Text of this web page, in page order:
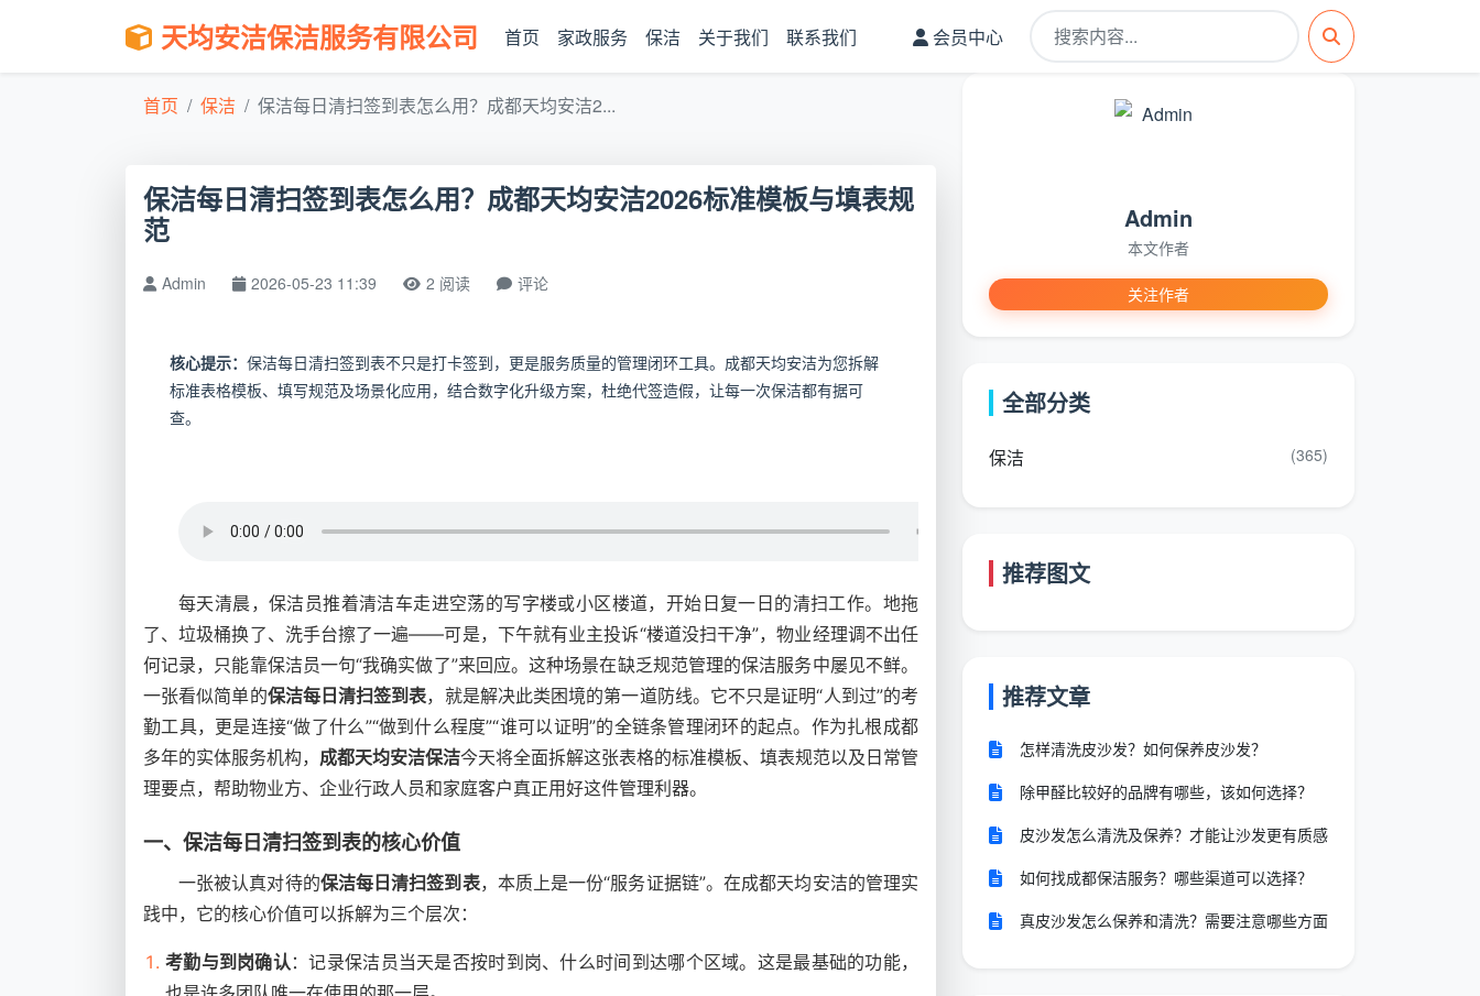
天均安洁保洁服务有限公司 首页 家政服务 保洁 关于我们 联系我们 会员中心
首页 保洁 保洁每日清扫签到表怎么用？成都天均安洁2...
保洁每日清扫签到表怎么用？成都天均安洁2026标准模板与填表规
范
Admin 2026-05-23 11:39 2 阅读 评论
核心提示： 保洁每日清扫签到表不只是打卡签到，更是服务质量的管理闭环工具。成都天均安洁为您拆解
标准表格模板、填写规范及场景化应用，结合数字化升级方案，杜绝代签造假，让每一次保洁都有据可
查。
每天清晨，保洁员推着清洁车走进空荡的写字楼或小区楼道，开始日复一日的清扫工作。地拖
了、垃圾桶换了、洗手台擦了一遍——可是，下午就有业主投诉“楼道没扫干净”，物业经理调不出任
何记录，只能靠保洁员一句“我确实做了”来回应。这种场景在缺乏规范管理的保洁服务中屡见不鲜。
一张看似简单的保洁每日清扫签到表，就是解决此类困境的第一道防线。它不只是证明“人到过”的考
勤工具，更是连接“做了什么”“做到什么程度”“谁可以证明”的全链条管理闭环的起点。作为扎根成都
多年的实体服务机构， 成都天均安洁保洁今天将全面拆解这张表格的标准模板、填表规范以及日常管
理要点，帮助物业方、企业行政人员和家庭客户真正用好这件管理利器。
一、保洁每日清扫签到表的核心价值
一张被认真对待的保洁每日清扫签到表，本质上是一份“服务证据链”。在成都天均安洁的管理实
践中，它的核心价值可以拆解为三个层次：
考勤与到岗确认：记录保洁员当天是否按时到岗、什么时间到达哪个区域。这是最基础的功能，
Admin
本文作者
关注作者
全部分类
保洁 (365)
推荐图文
推荐文章
怎样清洗皮沙发？如何保养皮沙发？
除甲醛比较好的品牌有哪些，该如何选择？
皮沙发怎么清洗及保养？才能让沙发更有质感
如何找成都保洁服务？哪些渠道可以选择？
真皮沙发怎么保养和清洗？需要注意哪些方面